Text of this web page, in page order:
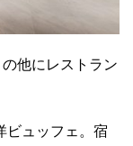
他にレストラン
ビュッフェ。宿